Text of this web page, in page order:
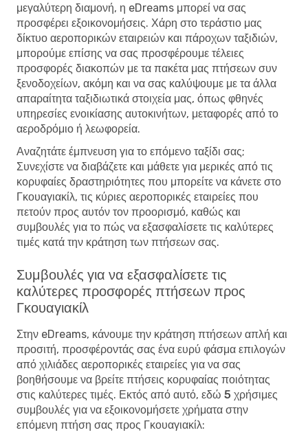
μεγαλύτερη διαμονή, η eDreams μπορεί να σας
προσφέρει εξοικονομήσεις. Χάρη στο τεράστιο μας
δίκτυο αεροπορικών εταιρειών και πάροχων ταξιδιών,
μπορούμε επίσης να σας προσφέρουμε τέλειες
προσφορές διακοπών με τα πακέτα μας πτήσεων συν
ξενοδοχείων, ακόμη και να σας καλύψουμε με τα άλλα
απαραίτητα ταξιδιωτικά στοιχεία μας, όπως φθηνές
υπηρεσίες ενοικίασης αυτοκινήτων, μεταφορές από το
αεροδρόμιο ή λεωφορεία.
Αναζητάτε έμπνευση για το επόμενο ταξίδι σας;
Συνεχίστε να διαβάζετε και μάθετε για μερικές από τις
κορυφαίες δραστηριότητες που μπορείτε να κάνετε στο
Γκουαγιακίλ, τις κύριες αεροπορικές εταιρείες που
πετούν προς αυτόν τον προορισμό, καθώς και
συμβουλές για το πώς να εξασφαλίσετε τις καλύτερες
τιμές κατά την κράτηση των πτήσεων σας.
Συμβουλές για να εξασφαλίσετε τις
καλύτερες προσφορές πτήσεων προς
Γκουαγιακίλ
Στην eDreams, κάνουμε την κράτηση πτήσεων απλή και
προσιτή, προσφέροντάς σας ένα ευρύ φάσμα επιλογών
από χιλιάδες αεροπορικές εταιρείες για να σας
βοηθήσουμε να βρείτε πτήσεις κορυφαίας ποιότητας
στις καλύτερες τιμές. Εκτός από αυτό, εδώ 5 χρήσιμες
συμβουλές για να εξοικονομήσετε χρήματα στην
επόμενη πτήση σας προς Γκουαγιακίλ: